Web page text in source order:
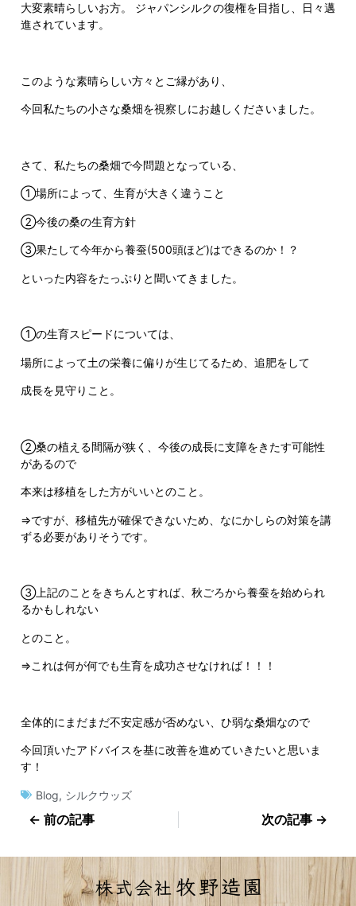
大変素晴らしいお方。 ジャパンシルクの復権を目指し、日々邁
進されています。
このような素晴らしい方々とご縁があり、
今回私たちの小さな桑畑を視察しにお越しくださいました。
さて、私たちの桑畑で今問題となっている、
①場所によって、生育が大きく違うこと
②今後の桑の生育方針
③果たして今年から養蚕(500頭ほど)はできるのか！？
といった内容をたっぷりと聞いてきました。
①の生育スピードについては、
場所によって土の栄養に偏りが生じてるため、追肥をして
成長を見守りこと。
②桑の植える間隔が狭く、今後の成長に支障をきたす可能性
があるので
本来は移植をした方がいいとのこと。
⇒ですが、移植先が確保できないため、なにかしらの対策を講
ずる必要がありそうです。
③上記のことをきちんとすれば、秋ごろから養蚕を始められ
るかもしれない
とのこと。
⇒これは何が何でも生育を成功させなければ！！！
全体的にまだまだ不安定感が否めない、ひ弱な桑畑なので
今回頂いたアドバイスを基に改善を進めていきたいと思いま
す！
Blog, シルクウッズ
← 前の記事 次の記事 →